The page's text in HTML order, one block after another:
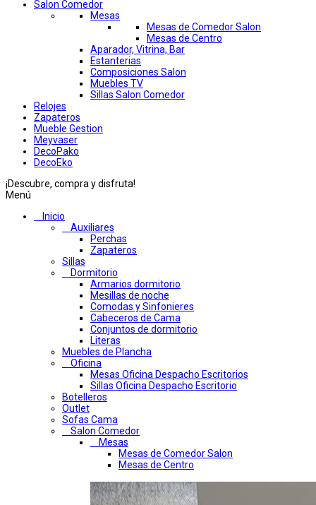
Salon Comedor
Mesas
Mesas de Comedor Salon
Mesas de Centro
Aparador, Vitrina, Bar
Estanterias
Composiciones Salon
Muebles TV
Sillas Salon Comedor
Relojes
Zapateros
Mueble Gestion
Meyvaser
DecoPako
DecoEko
¡Descubre, compra y disfruta!
Menú
Inicio
Auxiliares
Perchas
Zapateros
Sillas
Dormitorio
Armarios dormitorio
Mesillas de noche
Comodas y Sinfonieres
Cabeceros de Cama
Conjuntos de dormitorio
Literas
Muebles de Plancha
Oficina
Mesas Oficina Despacho Escritorios
Sillas Oficina Despacho Escritorio
Botelleros
Outlet
Sofas Cama
Salon Comedor
Mesas
Mesas de Comedor Salon
Mesas de Centro